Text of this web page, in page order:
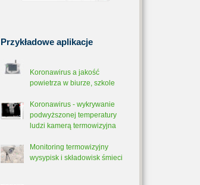
Przykładowe aplikacje
Koronawirus a jakość
powietrza w biurze, szkole
Koronawirus - wykrywanie
podwyższonej temperatury
ludzi kamerą termowizyjna
Monitoring termowizyjny
wysypisk i składowisk śmieci